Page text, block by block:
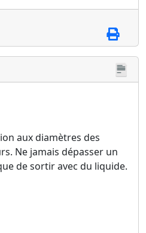
aux diamètres des
Ne jamais dépasser un
de sortir avec du liquide.